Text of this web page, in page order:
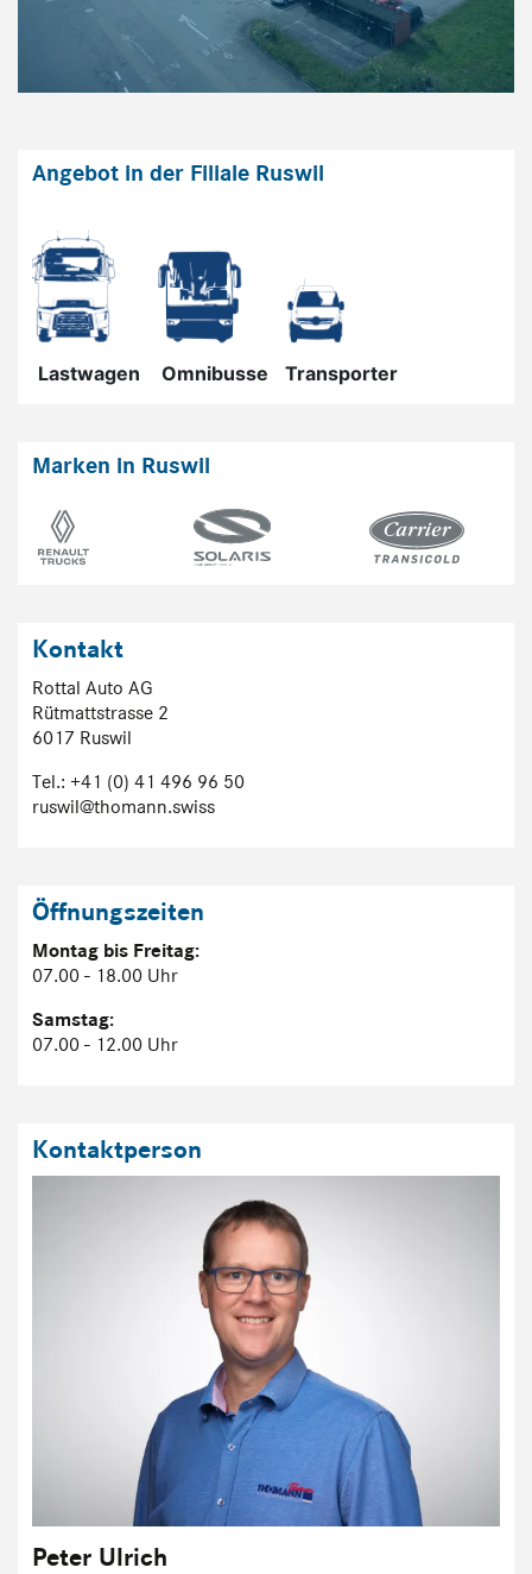
Angebot in der Filiale Ruswil
Marken in Ruswil
Kontakt
Rottal Auto AG
Rütmattstrasse 2
6017 Ruswil
Tel.: +41 (0) 41 496 96 50
ruswil@thomann.swiss
Öffnungszeiten
Montag bis Freitag:
07.00 - 18.00 Uhr
Samstag:
07.00 - 12.00 Uhr
Kontaktperson
Peter Ulrich